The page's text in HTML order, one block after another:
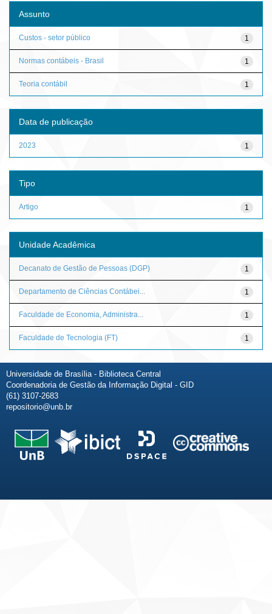
Assunto
1
Custos - setor público
1
Normas contábeis - Brasil
1
Teoria contábil
Data de publicação
1
2023
Tipo
1
Artigo
Unidade Acadêmica
1
Decanato de Gestão de Pessoas (DGP)
1
Departamento de Ciências Contábei...
1
Faculdade de Economia, Administra...
1
Faculdade de Tecnologia (FT)
Universidade de Brasília - Biblioteca Central
Coordenadoria de Gestão da Informação Digital - GID
(61) 3107-2683
repositorio@unb.br